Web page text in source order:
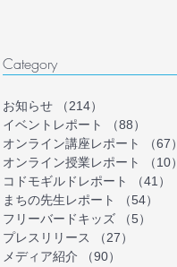
Category
お知らせ （214）
イベントレポート
（88）
オンライン講座レポート
（67）
オンライン授業レポート
（10）
コドモギルドレポート
（41）
まちの先生レポート
（54）
フリーバードキッズ
（5）
プレスリリース
（27）
メディア紹介
（90）